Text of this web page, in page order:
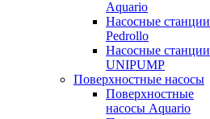
Aquario
Насосные станции
Pedrollo
Насосные станции
UNIPUMP
Поверхностные насосы
Поверхностные
насосы Aquario